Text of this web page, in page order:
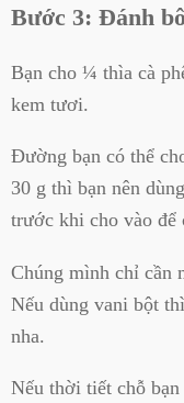
Bước 3: Đánh
Bạn cho ¼ thìa cà
kem tươi.
Đường bạn có thể
30 g thì bạn nên
trước khi cho vào để
Chúng mình chỉ cần
Nếu dùng vani bột
nha.
Nếu thời tiết chỗ